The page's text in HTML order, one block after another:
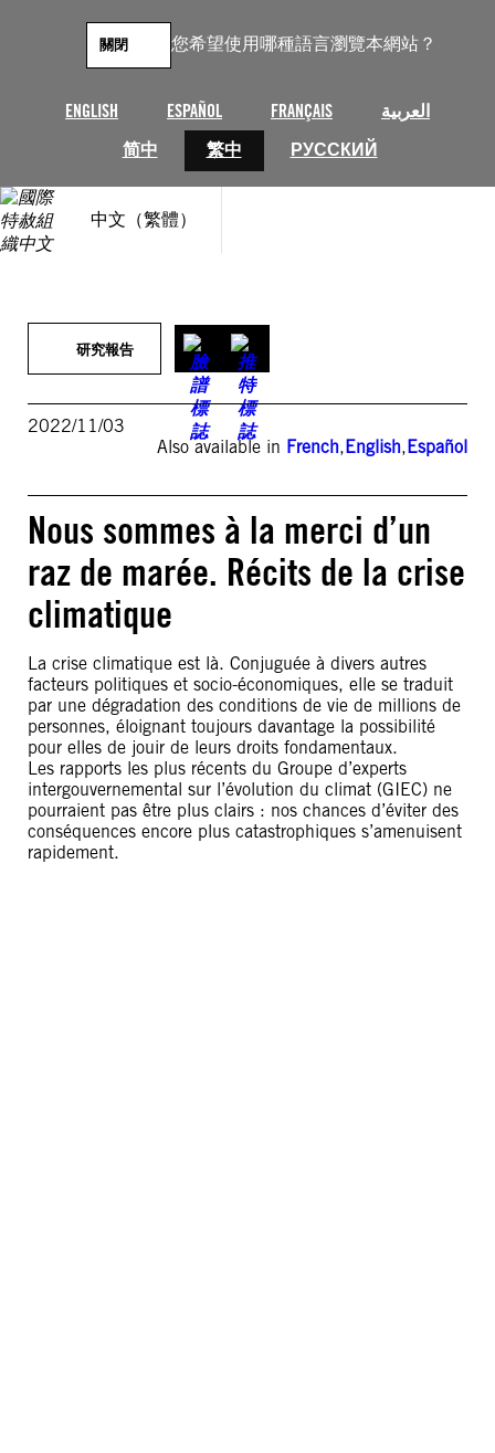
您希望使用哪種語言瀏覽本網站？
ENGLISH ESPAÑOL FRANÇAIS
العربية
简中
繁中 РУССКИЙ
關閉
中文（繁體）
研究報告
2022/11/03
Also available in French,English,Español
Nous sommes à la merci d’un
raz de marée. Récits de la crise
climatique
La crise climatique est là. Conjuguée à divers autres
facteurs politiques et socio-économiques, elle se traduit
par une dégradation des conditions de vie de millions de
personnes, éloignant toujours davantage la possibilité
pour elles de jouir de leurs droits fondamentaux.
Les rapports les plus récents du Groupe d’experts
intergouvernemental sur l’évolution du climat (GIEC) ne
pourraient pas être plus clairs : nos chances d’éviter des
conséquences encore plus catastrophiques s’amenuisent
rapidement.